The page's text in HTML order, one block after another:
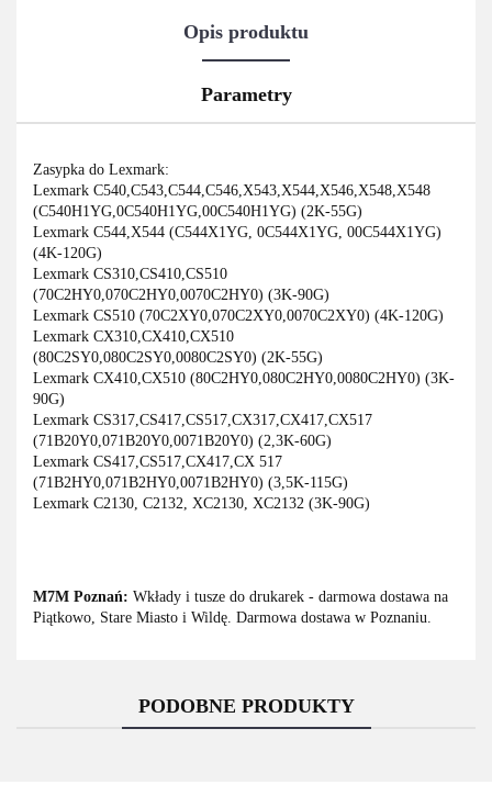
Opis produktu
Parametry
Zasypka do Lexmark:
Lexmark C540,C543,C544,C546,X543,X544,X546,X548,X548
(C540H1YG,0C540H1YG,00C540H1YG) (2K-55G)
Lexmark C544,X544 (C544X1YG, 0C544X1YG, 00C544X1YG)
(4K-120G)
Lexmark CS310,CS410,CS510
(70C2HY0,070C2HY0,0070C2HY0) (3K-90G)
Lexmark CS510 (70C2XY0,070C2XY0,0070C2XY0) (4K-120G)
Lexmark CX310,CX410,CX510
(80C2SY0,080C2SY0,0080C2SY0) (2K-55G)
Lexmark CX410,CX510 (80C2HY0,080C2HY0,0080C2HY0) (3K-
90G)
Lexmark CS317,CS417,CS517,CX317,CX417,CX517
(71B20Y0,071B20Y0,0071B20Y0) (2,3K-60G)
Lexmark CS417,CS517,CX417,CX 517
(71B2HY0,071B2HY0,0071B2HY0) (3,5K-115G)
Lexmark C2130, C2132, XC2130, XC2132 (3K-90G)
M7M Poznań: Wkłady i tusze do drukarek - darmowa dostawa na
Piątkowo, Stare Miasto i Wildę. Darmowa dostawa w Poznaniu.
PODOBNE PRODUKTY